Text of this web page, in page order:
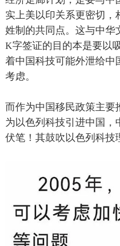
实上美以印关系更密切，
姓制的共同点。这与中华
K字签证的目的本是要以
着中国科技可能外泄给中
考虑。
而作为中国移民政策主
为以色列科技引进中国，
伏笔！其鼓吹以色列科技